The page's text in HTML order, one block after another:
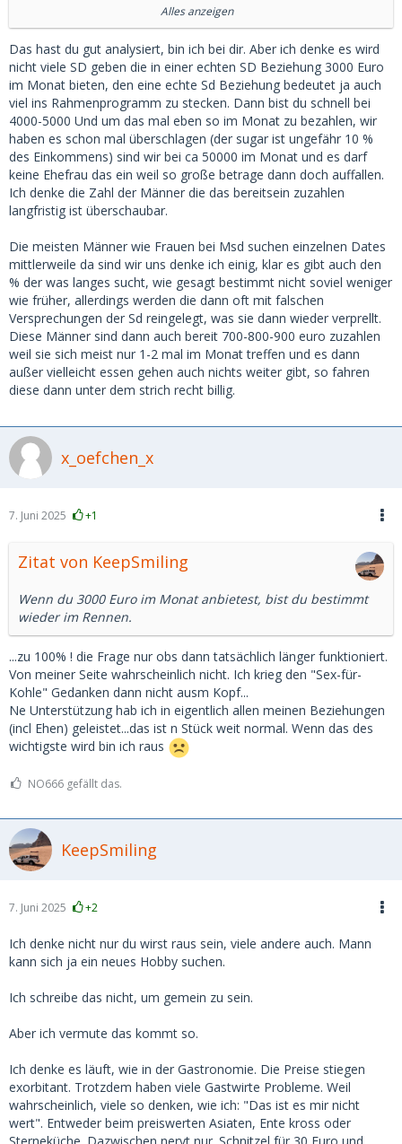
Frauen, die an einer langfristigen SD-Beziehung interessiert
sein dürften, sind wohl nicht weniger geworden, nur die
Nachfrage extrem gestiegen.
Das bedeutet, Verknappung und Preisanstieg.
Wenn du 3000 Euro im Monat anbietest, bist du bestimmt
wieder im Rennen.
Irgendwann macht dich natürlich der Markt selbst kaputt.
Aber das wird noch dauern.
Das ist wie bei Tinder. Anfangs eine reale Datingplattform.
Aber heute musst du schon sehr gut aussehender Mann
sein, um dort Erfolg zu haben. Für "Normalos" völlig
uninteressant und Zeitverschwendung.
So wird es auch im Sugardating sein. Für die, die weniger
Geld ausgeben wollen/können wird es zur
Zeitverschwendung.
Alles anzeigen
Das hast du gut analysiert, bin ich bei dir. Aber ich denke es wird
nicht viele SD geben die in einer echten SD Beziehung 3000 Euro
im Monat bieten, den eine echte Sd Beziehung bedeutet ja auch
viel ins Rahmenprogramm zu stecken. Dann bist du schnell bei
4000-5000 Und um das mal eben so im Monat zu bezahlen, wir
haben es schon mal überschlagen (der sugar ist ungefähr 10 %
des Einkommens) sind wir bei ca 50000 im Monat und es darf
keine Ehefrau das ein weil so große betrage dann doch auffallen.
Ich denke die Zahl der Männer die das bereitsein zuzahlen
langfristig ist überschaubar.
Die meisten Männer wie Frauen bei Msd suchen einzelnen Dates
mittlerweile da sind wir uns denke ich einig, klar es gibt auch den
% der was langes sucht, wie gesagt bestimmt nicht soviel weniger
wie früher, allerdings werden die dann oft mit falschen
Versprechungen der Sd reingelegt, was sie dann wieder verprellt.
Diese Männer sind dann auch bereit 700-800-900 euro zuzahlen
weil sie sich meist nur 1-2 mal im Monat treffen und es dann
außer vielleicht essen gehen auch nichts weiter gibt, so fahren
diese dann unter dem strich recht billig.
x_oefchen_x
7. Juni 2025 +1
Zitat von KeepSmiling
Wenn du 3000 Euro im Monat anbietest, bist du bestimmt
wieder im Rennen.
...zu 100% ! die Frage nur obs dann tatsächlich länger funktioniert.
Von meiner Seite wahrscheinlich nicht. Ich krieg den "Sex-für-
Kohle" Gedanken dann nicht ausm Kopf...
Ne Unterstützung hab ich in eigentlich allen meinen Beziehungen
(incl Ehen) geleistet...das ist n Stück weit normal. Wenn das des
wichtigste wird bin ich raus
NO666 gefällt das.
KeepSmiling
7. Juni 2025 +2
Ich denke nicht nur du wirst raus sein, viele andere auch. Mann
kann sich ja ein neues Hobby suchen.
Ich schreibe das nicht, um gemein zu sein.
Aber ich vermute das kommt so.
Ich denke es läuft, wie in der Gastronomie. Die Preise stiegen
exorbitant. Trotzdem haben viele Gastwirte Probleme. Weil
wahrscheinlich, viele so denken, wie ich: "Das ist es mir nicht
wert". Entweder beim preiswerten Asiaten, Ente kross oder